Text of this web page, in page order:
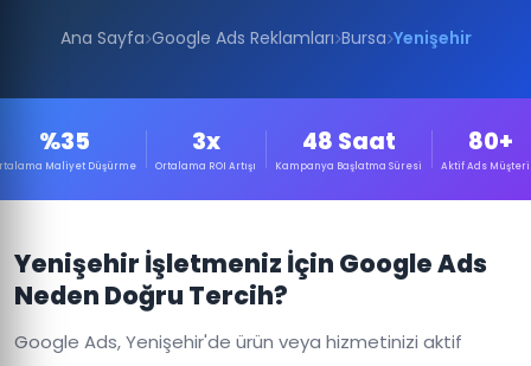
Ana Sayfa Google Ads Reklamları Bursa Yenişehir
%35
Maliyet Düşürme
3x
Ortalama ROI Artışı
48 Saat
Kampanya Başlatma Süresi
80+
Aktif Ads
Yenişehir İşletmeniz İçin Google Ads
Neden Doğru Tercih?
Google Ads, Yenişehir'de ürün veya hizmetinizi aktif